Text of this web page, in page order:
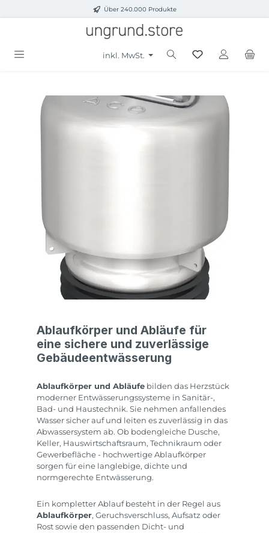
Zum Hauptinhalt springenÜber 240.000 Produkte
inkl. MwSt.
Ablaufkörper und Abläufe für
eine sichere und zuverlässige
Gebäudeentwässerung
Ablaufkörper und Abläufe bilden das Herzstück
moderner Entwässerungssysteme in Sanitär-,
Bad- und Haustechnik. Sie nehmen anfallendes
Wasser sicher auf und leiten es zuverlässig in das
Abwassersystem ab. Ob bodengleiche Dusche,
Keller, Hauswirtschaftsraum, Technikraum oder
Gewerbefläche - hochwertige Ablaufkörper
sorgen für eine langlebige, dichte und
normgerechte Entwässerung.
Ein kompletter Ablauf besteht in der Regel aus
Ablaufkörper, Geruchsverschluss, Aufsatz oder
Rost sowie den passenden Dicht- und